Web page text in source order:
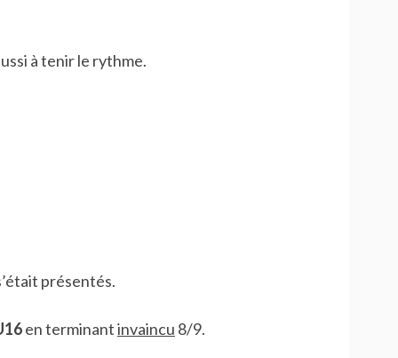
à tenir le rythme.
présentés.
en terminantinvaincu 8/9.